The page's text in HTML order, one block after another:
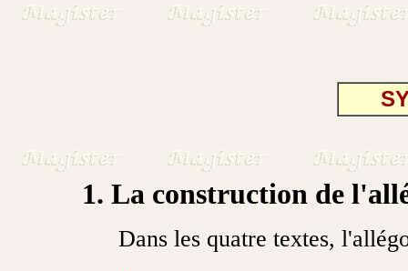
1. La construction de
Dans les quatre textes,